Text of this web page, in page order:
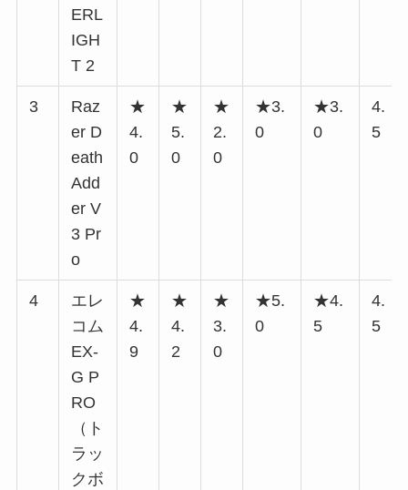
ERL
IGH
T 2
3
Raz
er D
eath
Add
er V
3 Pr
o
★
4.
0
★
5.
0
★
2.
0
★3.
0
★3.
0
4.
5
4
エレ
コム
EX-
G P
RO
（ト
ラッ
クボ
★
4.
9
★
4.
2
★
3.
0
★5.
0
★4.
5
4.
5